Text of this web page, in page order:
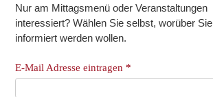
Nur am Mittagsmenü oder Veranstaltungen
interessiert? Wählen Sie selbst, worüber Sie
informiert werden wollen.
E-Mail Adresse eintragen*